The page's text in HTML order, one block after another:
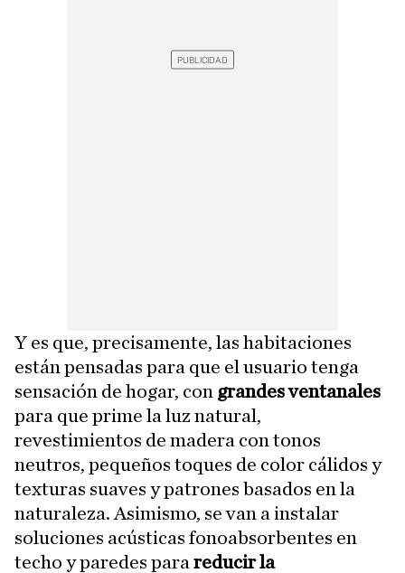
Y es que, precisamente, las habitaciones
están pensadas para que el usuario tenga
sensación de hogar, con grandes ventanales
para que prime la luz natural,
revestimientos de madera con tonos
neutros, pequeños toques de color cálidos y
texturas suaves y patrones basados en la
naturaleza. Asimismo, se van a instalar
soluciones acústicas fonoabsorbentes en
techo y paredes para reducir la